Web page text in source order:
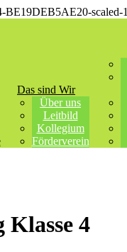
Das sind Wir
Über uns
Leitbild
Kollegium
Förderverein
4